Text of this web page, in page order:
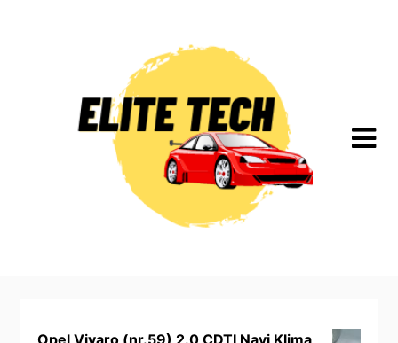
Opel Vivaro (nr.59) 2.0 CDTI Navi Klima